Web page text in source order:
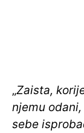
„Zaista,
njemu
sebe